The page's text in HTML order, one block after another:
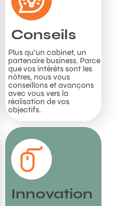
Conseils
Plus qu'un cabinet, un
partenaire business. Parce
que vos intérêts sont les
nôtres, nous vous
conseillons et avançons
avec vous vers la
réalisation de vos
objectifs.
Innovation